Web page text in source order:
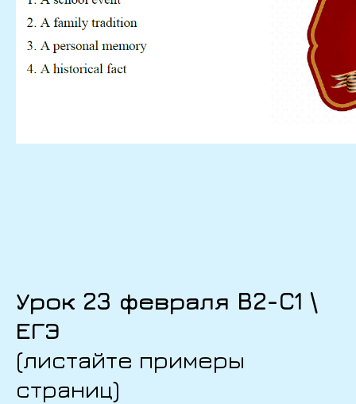
Урок 23 февраля B2-C1 \
ЕГЭ
(листайте примеры
страниц)